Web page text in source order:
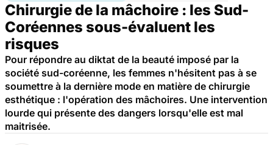
Chirurgie de la mâchoire : les Sud-
Coréennes sous-évaluent les
risques
Pour répondre au diktat de la beauté imposé par la
société sud-coréenne, les femmes n'hésitent pas à se
soumettre à la dernière mode en matière de chirurgie
esthétique : l'opération des mâchoires. Une intervention
lourde qui présente des dangers lorsqu'elle est mal
maitrisée.